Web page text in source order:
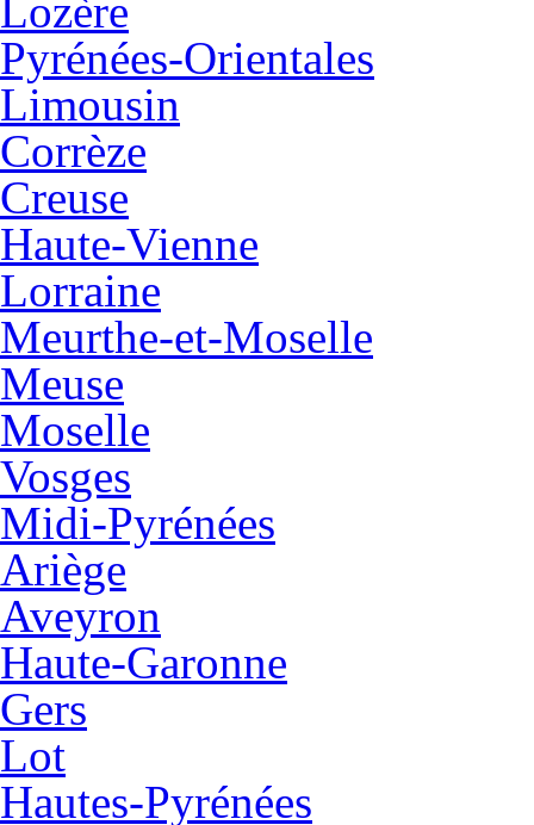
Lozère
Pyrénées-Orientales
Limousin
Corrèze
Creuse
Haute-Vienne
Lorraine
Meurthe-et-Moselle
Meuse
Moselle
Vosges
Midi-Pyrénées
Ariège
Aveyron
Haute-Garonne
Gers
Lot
Hautes-Pyrénées